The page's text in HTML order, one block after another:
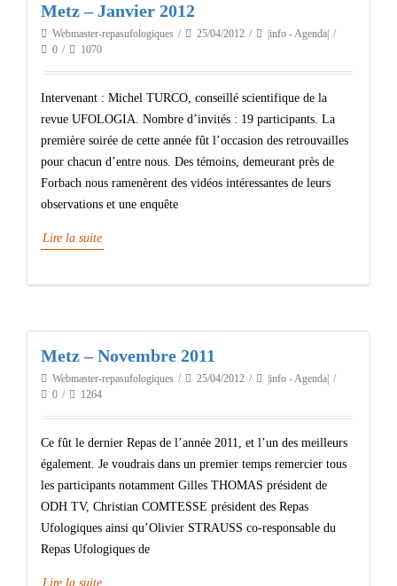
Metz – Janvier 2012
Webmaster-repasufologiques 25/04/2012
|info - Agenda|
0
1070
Intervenant : Michel TURCO, conseillé scientifique de la
revue UFOLOGIA. Nombre d’invités : 19 participants. La
première soirée de cette année fût l’occasion des retrouvailles
pour chacun d’entre nous. Des témoins, demeurant près de
Forbach nous ramenèrent des vidéos intéressantes de leurs
observations et une enquête
Lire la suite
Metz – Novembre 2011
Webmaster-repasufologiques 25/04/2012
|info - Agenda|
0
1264
Ce fût le dernier Repas de l’année 2011, et l’un des meilleurs
également. Je voudrais dans un premier temps remercier tous
les participants notamment Gilles THOMAS président de
ODH TV, Christian COMTESSE président des Repas
Ufologiques ainsi qu’Olivier STRAUSS co-responsable du
Repas Ufologiques de
Lire la suite